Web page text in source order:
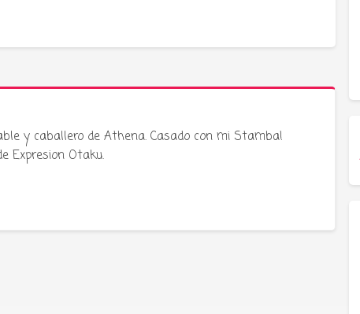
y caballero de Athena. Casado con mi Stamba!
Expresion Otaku.